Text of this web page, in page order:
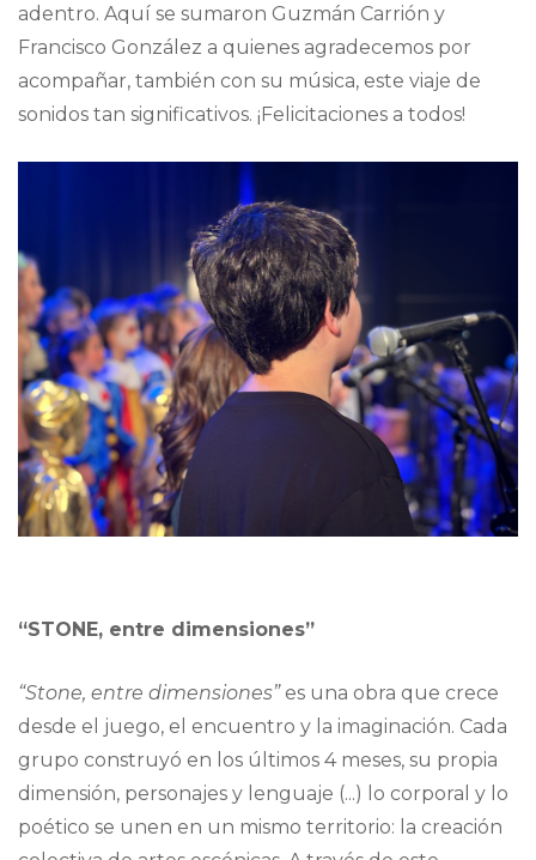
adentro. Aquí se sumaron Guzmán Carrión y
Francisco González a quienes agradecemos por
acompañar, también con su música, este viaje de
sonidos tan significativos. ¡Felicitaciones a todos!
“STONE, entre dimensiones”
“Stone, entre dimensiones”es una obra que crece
desde el juego, el encuentro y la imaginación. Cada
grupo construyó en los últimos 4 meses, su propia
dimensión, personajes y lenguaje (...) lo corporal y lo
poético se unen en un mismo territorio: la creación